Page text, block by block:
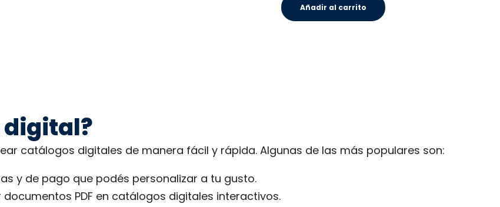
Añadir al carrito
digital?
catálogos digitales de manera fácil y rápida. Algunas de las más populares son:
y de pago que podés personalizar a tu gusto.
PDF en catálogos digitales interactivos.